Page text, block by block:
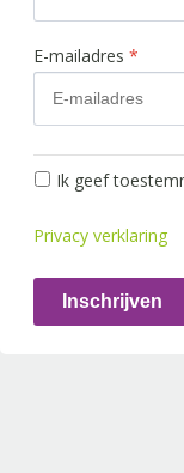
E-mailadres *
Ik geef
Privacy verklaring
Inschrijven